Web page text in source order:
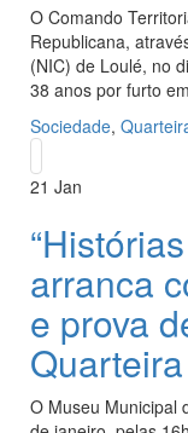
O Comando
Republicana,
(NIC) de Loulé, no
38 anos por furto
Sociedade,
21 Jan
arranca
e prova
Quarteira
O Museu Municipal